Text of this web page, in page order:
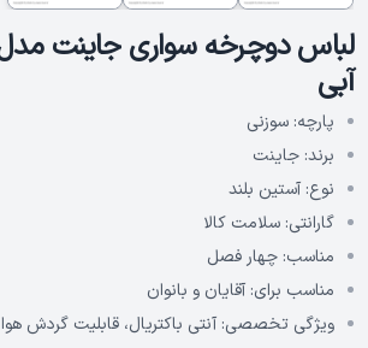
آبی
پارچه: سوزنی
برند: جاینت
نوع: آستین بلند
گارانتی: سلامت کالا
مناسب: چهار فصل
مناسب برای: آقایان و بانوان
ویژگی تخصصی: آنتی باکتریال، قابلیت گردش هوا